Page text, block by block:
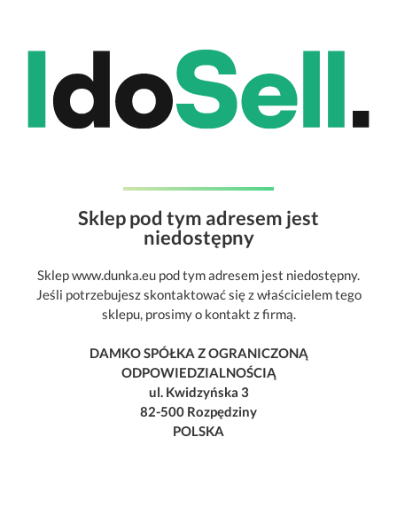
Sklep pod tym adresem jest
niedostępny
Sklep www.dunka.eu pod tym adresem jest niedostępny.
Jeśli potrzebujesz skontaktować się z właścicielem tego
sklepu, prosimy o kontakt z firmą.
DAMKO SPÓŁKA Z OGRANICZONĄ
ODPOWIEDZIALNOŚCIĄ
ul. Kwidzyńska 3
82-500 Rozpędziny
POLSKA